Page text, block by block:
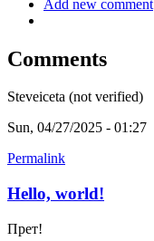
Add new comment
Comments
Steveiceta (not verified)
Sun, 04/27/2025 - 01:27
Permalink
Hello, world!
Прет!